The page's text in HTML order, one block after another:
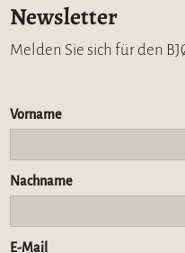
Newsletter
Melden Sie sich für den
Vorname
Nachname
E-Mail